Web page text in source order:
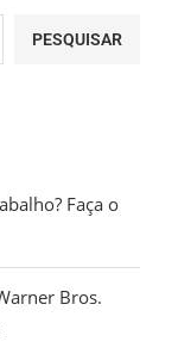
PESQUISAR
Faça o
Bros.